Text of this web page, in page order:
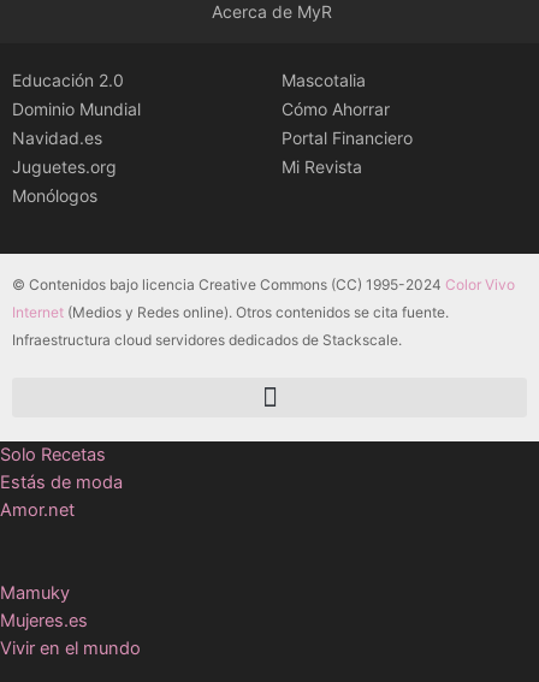
Acerca de MyR
Educación 2.0
Dominio Mundial
Navidad.es
Juguetes.org
Monólogos
Mascotalia
Cómo Ahorrar
Portal Financiero
Mi Revista
© Contenidos bajo licencia Creative Commons (CC) 1995-2024 Color Vivo
Internet (Medios y Redes online). Otros contenidos se cita fuente.
Infraestructura cloud servidores dedicados de Stackscale.
Solo Recetas
Estás de moda
Amor.net
Mamuky
Mujeres.es
Vivir en el mundo